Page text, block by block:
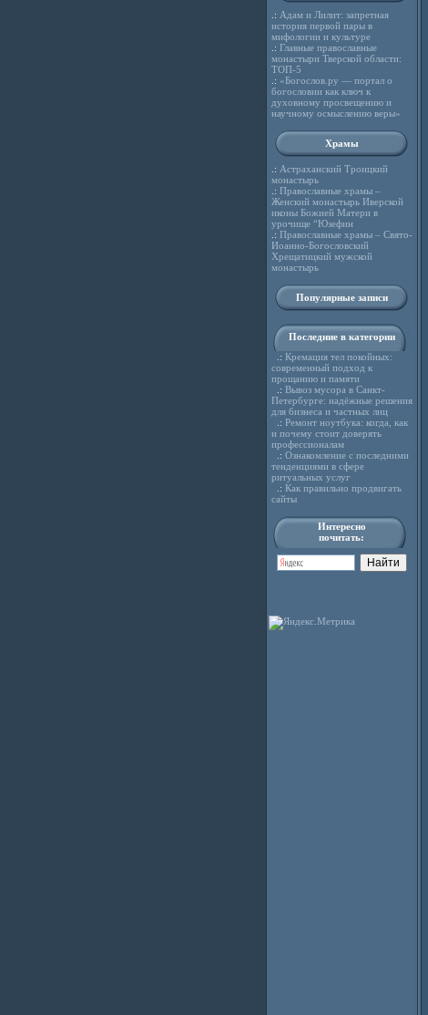
.: Адам и Лилит: запретная
история первой пары в
мифологии и культуре
.: Главные православные
монастыри Тверской области:
ТОП-5
.: «Богослов.ру — портал о
богословии как ключ к
духовному просвещению и
научному осмыслению веры»
Храмы
.: Астраханский Троицкий
монастырь
.: Православные храмы –
Женский монастырь Иверской
иконы Божией Матери в
урочище “Юзефин
.: Православные храмы – Свято-
Иоанно-Богословский
Хрещатицкий мужской
монастырь
Популярные записи
Последние в категории
.: Кремация тел покойных:
современный подход к
прощанию и памяти
.: Вывоз мусора в Санкт-
Петербурге: надёжные решения
для бизнеса и частных лиц
.: Ремонт ноутбука: когда, как
и почему стоит доверять
профессионалам
.: Ознакомление с последними
тенденциями в сфере
ритуальных услуг
.: Как правильно продвигать
сайты
Интересно
почитать: